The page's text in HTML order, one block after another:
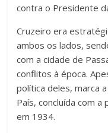
contra o Presidente
Cruzeiro era
ambos os lados,
com a cidade de
conflitos à época.
política deles, marca
País, concluída com a
em 1934.